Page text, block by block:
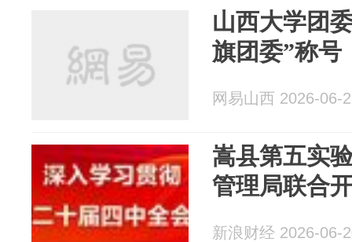
山西大学团
旗团委”称号
网易山西 2026-06-
嵩县第五实
管理局联合
新浪财经 2026-06-